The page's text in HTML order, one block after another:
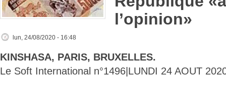
l’opinion»
lun, 24/08/2020 - 16:48
KINSHASA, PARIS, BRUXELLES.
Le Soft International n°1496|LUNDI 24 AOUT